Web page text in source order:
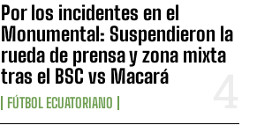
Por los incidentes en el
Monumental: Suspendieron la
rueda de prensa y zona mixta
tras el BSC vs Macará
FÚTBOL ECUATORIANO